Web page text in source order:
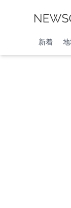
新着